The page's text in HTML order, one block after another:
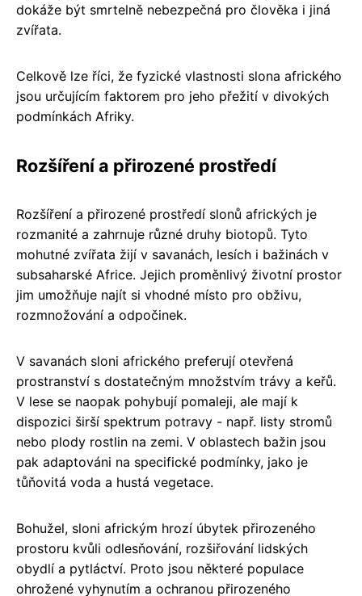
dokáže být smrtelně nebezpečná pro člověka i jiná
zvířata.
Celkově lze říci, že fyzické vlastnosti slona afrického
jsou určujícím faktorem pro jeho přežití v divokých
podmínkách Afriky.
Rozšíření a přirozené prostředí
Rozšíření a přirozené prostředí slonů afrických je
rozmanité a zahrnuje různé druhy biotopů. Tyto
mohutné zvířata žijí v savanách, lesích i bažinách v
subsaharské Africe. Jejich proměnlivý životní prostor
jim umožňuje najít si vhodné místo pro obživu,
rozmnožování a odpočinek.
V savanách sloni afrického preferují otevřená
prostranství s dostatečným množstvím trávy a keřů.
V lese se naopak pohybují pomaleji, ale mají k
dispozici širší spektrum potravy - např. listy stromů
nebo plody rostlin na zemi. V oblastech bažin jsou
pak adaptováni na specifické podmínky, jako je
tůňovitá voda a hustá vegetace.
Bohužel, sloni africkým hrozí úbytek přirozeného
prostoru kvůli odlesňování, rozšiřování lidských
obydlí a pytláctví. Proto jsou některé populace
ohrožené vyhynutím a ochranou přirozeného